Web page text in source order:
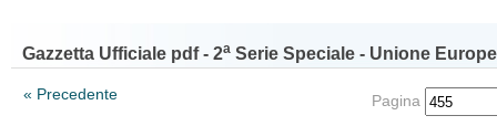
Gazzetta Ufficiale pdf - 2a Serie Speciale - Unione
« Precedente Pagina